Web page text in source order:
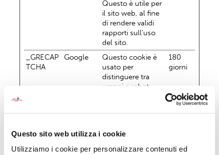
Questo sito web utilizza i cookie
Utilizziamo i cookie per personalizzare contenuti ed
Questo è utile per
il sito web, al fine
di rendere validi
rapporti sull'uso
del sito.
_GRECAP
TCHA
Google
Questo cookie è
usato per
distinguere tra
umani e robot.
di rendere validi
del sito.
180
giorni
CookieCo www.age Memorizza lo 1 anno